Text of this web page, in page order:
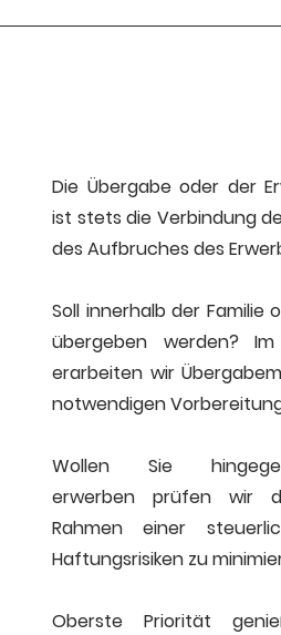
Die Übergabe oder der
ist stets die Verbindung
des Aufbruches des
Soll innerhalb der
übergeben werden?
erarbeiten wir
notwendigen
Wollen Sie
erwerben prüfen wir
Rahmen einer
Haftungsrisiken zu
Oberste Priorität